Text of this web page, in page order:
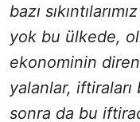
bazı
yok bu ülkede,
ekonominin
yalanlar, iftiraları
sonra da bu